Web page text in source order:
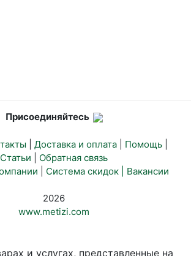
Присоединяйтесь
Доставка и оплата Помощь
Статьи
Обратная связь
Система скидок | Вакансии
2026
www.metizi.com
и услугах, представленные на